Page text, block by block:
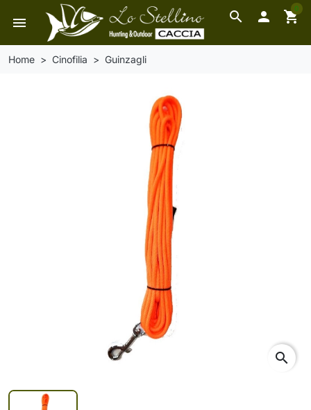
search
menu  shopping_cart
0
Home Cinofilia Guinzagli
search